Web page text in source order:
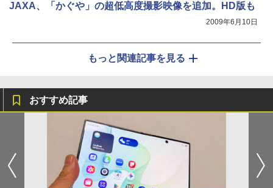
JAXA、「かぐや」の超低高度撮影映像を追加。HD版も
2009年6月10日
もっと関連記事を見る
おすすめ記事